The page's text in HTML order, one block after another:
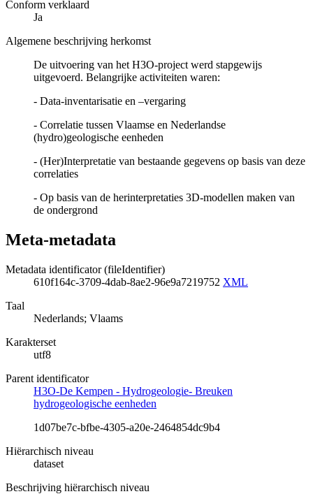
Conform verklaard
Ja
Algemene beschrijving herkomst
De uitvoering van het H3O-project werd stapgewijs
uitgevoerd. Belangrijke activiteiten waren:
- Data-inventarisatie en –vergaring
- Correlatie tussen Vlaamse en Nederlandse
(hydro)geologische eenheden
- (Her)Interpretatie van bestaande gegevens op basis van deze
correlaties
- Op basis van de herinterpretaties 3D-modellen maken van
de ondergrond
Meta-metadata
Metadata identificator (fileIdentifier)
610f164c-3709-4dab-8ae2-96e9a7219752 XML
Taal
Nederlands; Vlaams
Karakterset
utf8
Parent identificator
H3O-De Kempen - Hydrogeologie- Breuken
hydrogeologische eenheden
1d07be7c-bfbe-4305-a20e-2464854dc9b4
Hiërarchisch niveau
dataset
Beschrijving hiërarchisch niveau